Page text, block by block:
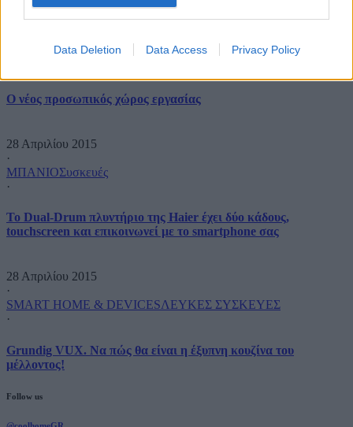
Data Deletion Data Access Privacy Policy
Συσκευές
O νέος προσωπικός χώρος εργασίας
28 Απριλίου 2015
·
ΜΠΑΝΙΟΣυσκευές
·
Το Dual-Drum πλυντήριο της Haier έχει δύο κάδους,
touchscreen και επικοινωνεί με το smartphone σας
28 Απριλίου 2015
·
SMART HOME & DEVICESΛΕΥΚΕΣ ΣΥΣΚΕΥΕΣ
·
Grundig VUX. Να πώς θα είναι η έξυπνη κουζίνα του
μέλλοντος!
Follow us
@coolhomeGR